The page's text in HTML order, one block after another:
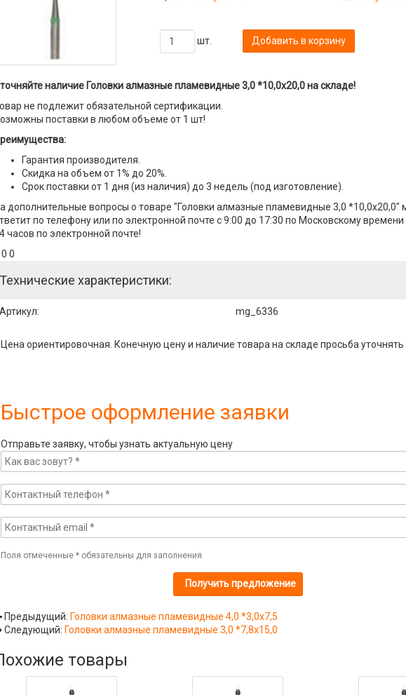
шт. Добавить в корзину
наличие Головки алмазные пламевидные 3,0 *10,0х20,0 на складе!
не подлежит обязательной сертификации.
поставки в любом объеме от 1 шт!
Гарантия производителя.
Скидка на объем от 1% до 20%.
Срок поставки от 1 дня (из наличия) до 3 недель (под изготовление).
дополнительные вопросы о товаре "Головки алмазные пламевидные 3,0 *10,0х20,0"
по телефону или по электронной почте с 9:00 до 17:30 по Московскому времени
часов по электронной почте!
0
Технические характеристики:
Артикул: mg_6336
ориентировочная. Конечную цену и наличие товара на складе просьба
Быстрое оформление заявки
Отправьте заявку, чтобы узнать актуальную цену
Поля отмеченные *обязательны для заполнения
Предыдущий: Головки алмазные пламевидные 4,0 *3,0х7,5
Следующий: Головки алмазные пламевидные 3,0 *7,8х15,0
товары